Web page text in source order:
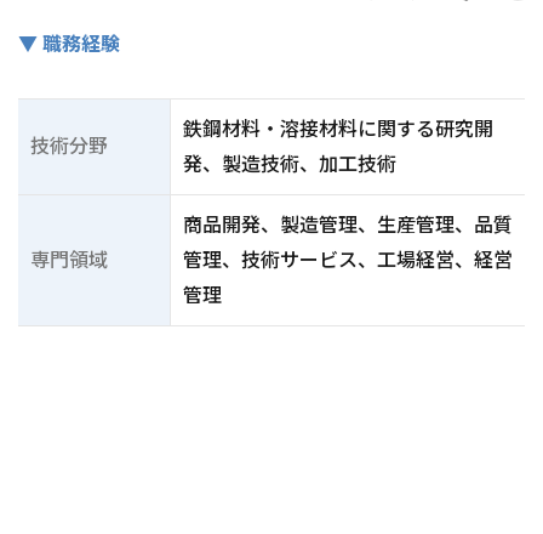
▼ 職務経験
技術分野
鉄鋼材料・溶接材料に関する研究開
発、製造技術、加工技術
専門領域
商品開発、製造管理、生産管理、品質
管理、技術サービス、工場経営、経営
管理